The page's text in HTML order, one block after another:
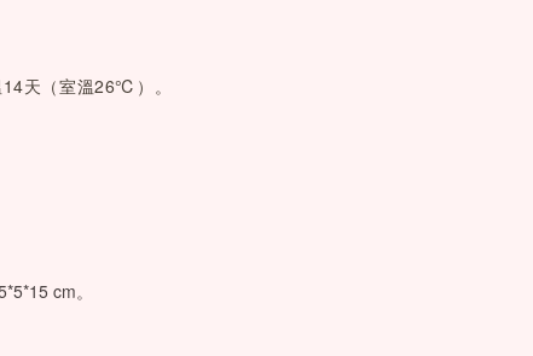
天（室溫26℃）。
cm。